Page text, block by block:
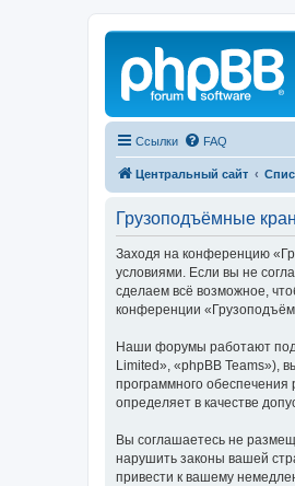
Ссылки FAQ
Центральный сайт
Грузоподъёмные
Заходя на конференцию
условиями. Если вы не
сделаем всё возможное,
конференции
Наши форумы работают под
Limited», «phpBB Teams»),
программного обеспечения
определяет в качестве
Вы соглашаетесь не
нарушить законы вашей
привести к вашему